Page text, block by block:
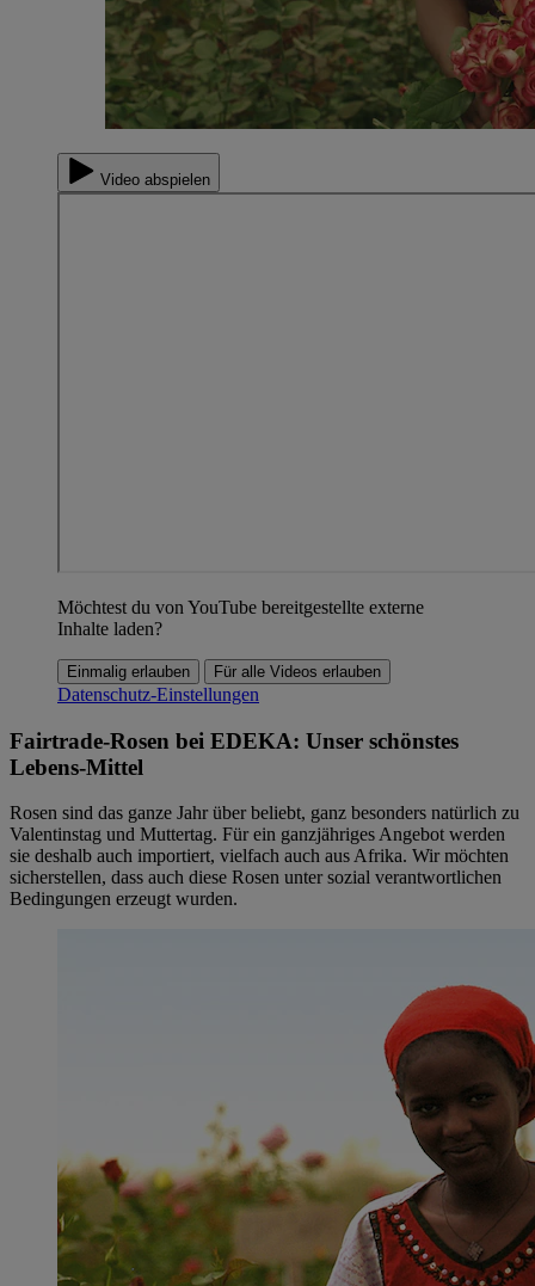
Video abspielen
Möchtest du von YouTube bereitgestellte externe
Inhalte laden?
Einmalig erlauben Für alle Videos erlauben
Datenschutz-Einstellungen
Fairtrade-Rosen bei EDEKA: Unser schönstes
Lebens-Mittel
Rosen sind das ganze Jahr über beliebt, ganz besonders natürlich zu
Valentinstag und Muttertag. Für ein ganzjähriges Angebot werden
sie deshalb auch importiert, vielfach auch aus Afrika. Wir möchten
sicherstellen, dass auch diese Rosen unter sozial verantwortlichen
Bedingungen erzeugt wurden.